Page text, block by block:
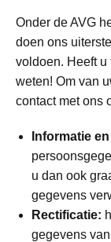
Onder de AVG
doen ons
voldoen. Heeft u
weten! Om van
contact met ons
Informatie
u dan ook
gegevens
Rectificatie:
gegevens